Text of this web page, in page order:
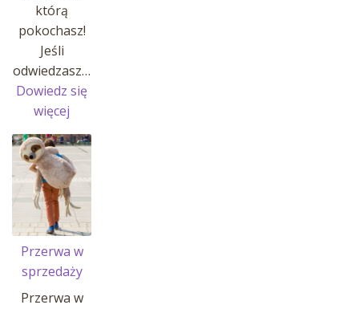
którą
pokochasz!
Jeśli
odwiedzasz…
Dowiedz się
więcej
MANATY
W
AFRYKARIUM
!
Przerwa w
sprzedaży
Przerwa w